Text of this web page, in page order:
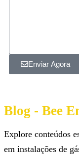
Enviar Agora
Blog - Bee
Explore conteúdos
em instalações de